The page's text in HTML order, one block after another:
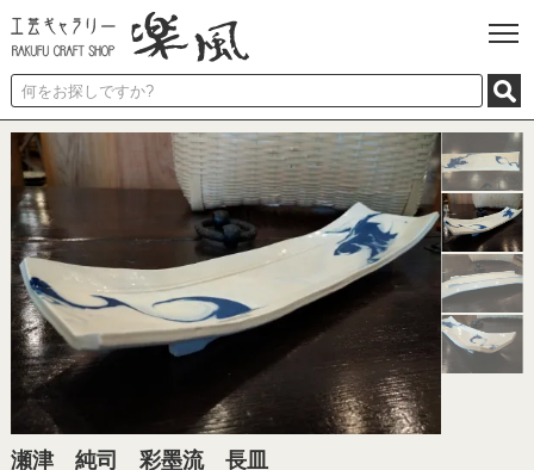
瀬津 純司 彩墨流 長皿